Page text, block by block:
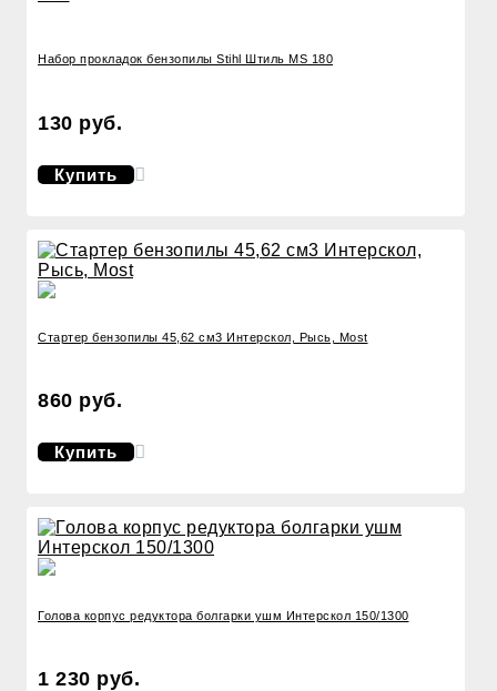
Набор прокладок бензопилы Stihl Штиль MS 180
130 руб.
Купить
Стартер бензопилы 45,62 см3 Интерскол, Рысь, Most
860 руб.
Купить
Голова корпус редуктора болгарки ушм Интерскол 150/1300
1 230 руб.